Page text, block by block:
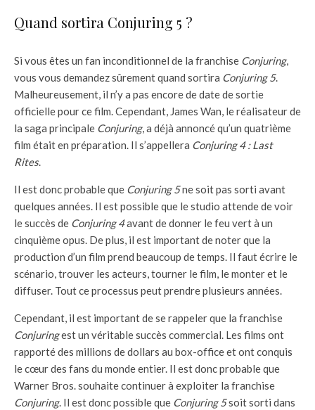
Quand sortira Conjuring 5 ?
Si vous êtes un fan inconditionnel de la franchise Conjuring,
vous vous demandez sûrement quand sortira Conjuring 5.
Malheureusement, il n’y a pas encore de date de sortie
officielle pour ce film. Cependant, James Wan, le réalisateur de
la saga principale Conjuring, a déjà annoncé qu’un quatrième
film était en préparation. Il s’appellera Conjuring 4 : Last
Rites.
Il est donc probable que Conjuring 5ne soit pas sorti avant
quelques années. Il est possible que le studio attende de voir
le succès de Conjuring 4avant de donner le feu vert à un
cinquième opus. De plus, il est important de noter que la
production d’un film prend beaucoup de temps. Il faut écrire le
scénario, trouver les acteurs, tourner le film, le monter et le
diffuser. Tout ce processus peut prendre plusieurs années.
Cependant, il est important de se rappeler que la franchise
Conjuringest un véritable succès commercial. Les films ont
rapporté des millions de dollars au box-office et ont conquis
le cœur des fans du monde entier. Il est donc probable que
Warner Bros. souhaite continuer à exploiter la franchise
Conjuring. Il est donc possible que Conjuring 5soit sorti dans